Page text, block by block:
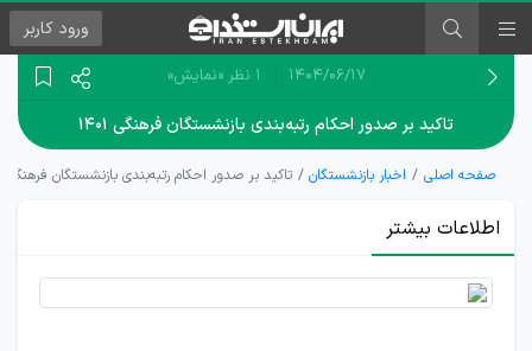
ورود کاربر
۱۴۰۴/۰۶/۱۷ 1 نظر «نمایش»
تاکید بر صدور احکام رتبه‌بندی بازنشستگان فرهنگی ۱۴۰۱
صفحه اصلی اخبار بازنشستگان تاکید بر صدور احکام رتبه‌بندی بازنشستگان فرهنگی ۱۴۰۱
اطلاعات بیشتر
احکام